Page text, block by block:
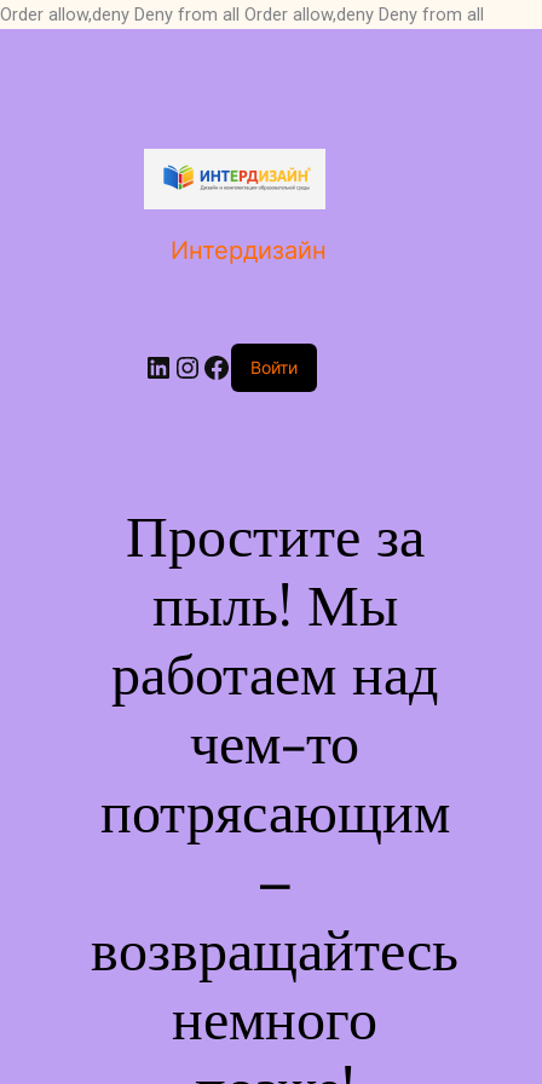
Order allow,deny Deny from all Order allow,deny Deny from all
Интердизайн
LinkedIn
Instagram
Facebook
Войти
Простите за
пыль! Мы
работаем над
чем-то
потрясающим
–
возвращайтесь
немного